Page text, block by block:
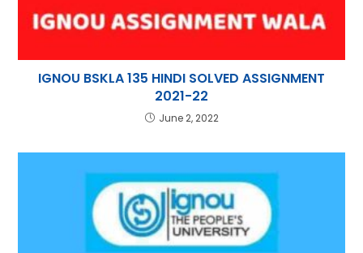
IGNOU BSKLA 135 HINDI SOLVED ASSIGNMENT
2021-22
June 2, 2022